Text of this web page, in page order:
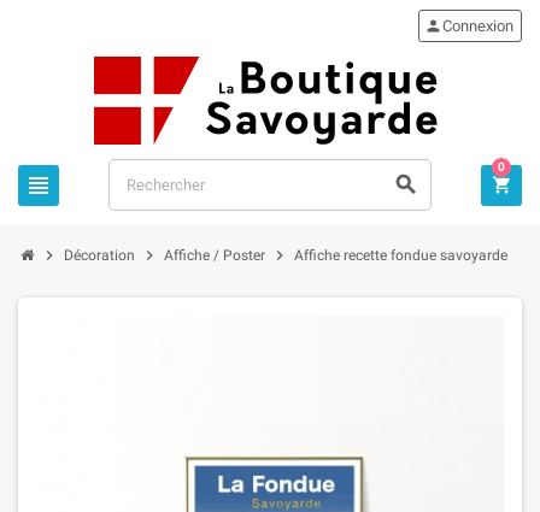
 
Connexion

0
 Décoration  Affiche / Poster  Affiche recette fondue savoyarde